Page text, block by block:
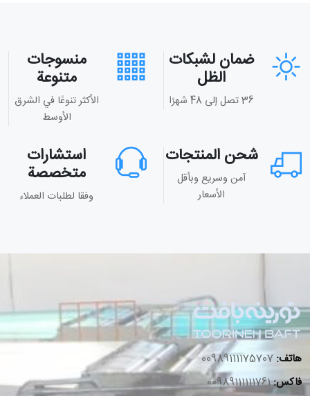
ضمان لشبكات
الظل
36 تصل إلى 48 شهرًا
منسوجات
متنوعة
الأكثر تنوعًا في الشرق
الأوسط
شحن المنتجات
آمن وسريع وبأقل
الأسعار
استشارات
متخصصة
وفقا لطلبات العملاء
هاتف: 00989111175707
فاكس:00989111111761